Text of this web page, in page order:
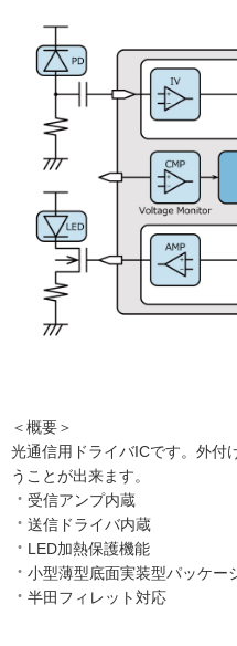
＜概要＞
光通信用ドライバICです。外付
うことが出来ます。
受信アンプ内蔵
送信ドライバ内蔵
LED加熱保護機能
小型薄型底面実装型パッケ
半田フィレット対応